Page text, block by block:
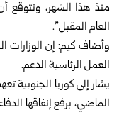
منذ هذا الشهر،
العام المقبل”.
وأضاف كيم: إن الوزارات
العمل الرئاسية الدعم.
يشار إلى كوريا